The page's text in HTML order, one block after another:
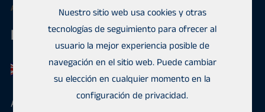
AGENTE INMOBILIARIO
Heidi Uotinen
API en Finlandia
Nuestro sitio web usa cookies y otras
tecnologías de seguimiento para ofrecer al
usuario la mejor experiencia posible de
navegación en el sitio web. Puede cambiar
su elección en cualquier momento en la
configuración de privacidad.